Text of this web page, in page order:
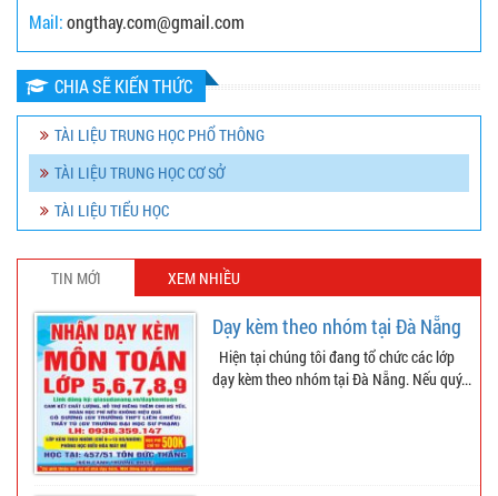
Mail:ongthay.com@gmail.com
CHIA SẼ KIẾN THỨC
TÀI LIỆU TRUNG HỌC PHỔ THÔNG
TÀI LIỆU TRUNG HỌC CƠ SỞ
TÀI LIỆU TIỂU HỌC
TIN MỚI XEM NHIỀU
Dạy kèm theo nhóm tại Đà Nẵng
Hiện tại chúng tôi đang tổ chức các lớp
dạy kèm theo nhóm tại Đà Nẵng. Nếu quý...